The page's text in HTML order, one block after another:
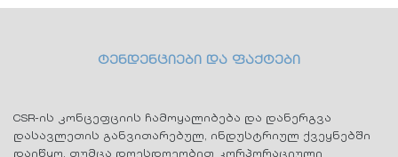
ტენდენციები და ფაქტები
CSR-ის კონცეფციის ჩამოყალიბება და დანერგვა
დასავლეთის განვითარებულ, ინდუსტრიულ ქვეყნებში
დაიწყო, თუმცა დღესდღეობით კორპორაციული